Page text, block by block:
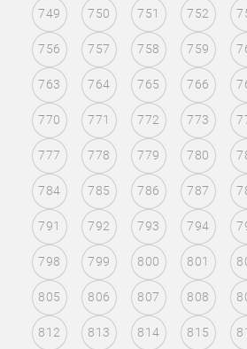
749 750 751 752
756 757 758 759
763 764 765 766
770 771 772 773
777 778 779 780
784 785 786 787
791 792 793 794
798 799 800 801
805 806 807 808
812 813 814 815